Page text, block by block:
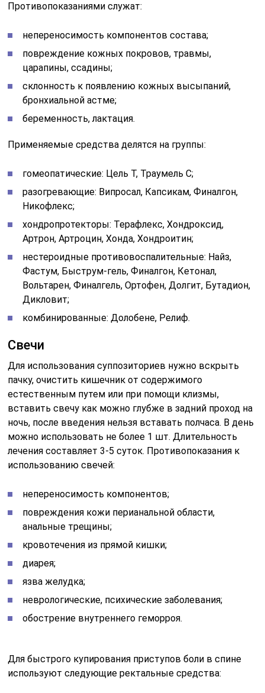
Противопоказаниями служат:
непереносимость компонентов состава;
повреждение кожных покровов, травмы,
царапины, ссадины;
склонность к появлению кожных высыпаний,
бронхиальной астме;
беременность, лактация.
Применяемые средства делятся на группы:
гомеопатические: Цель Т, Траумель С;
разогревающие: Випросал, Капсикам, Финалгон,
Никофлекс;
хондропротекторы: Терафлекс, Хондроксид,
Артрон, Артроцин, Хонда, Хондроитин;
нестероидные противовоспалительные: Найз,
Фастум, Быструм-гель, Финалгон, Кетонал,
Вольтарен, Финалгель, Ортофен, Долгит, Бутадион,
Дикловит;
комбинированные: Долобене, Релиф.
Свечи
Для использования суппозиториев нужно вскрыть
пачку, очистить кишечник от содержимого
естественным путем или при помощи клизмы,
вставить свечу как можно глубже в задний проход на
ночь, после введения нельзя вставать полчаса. В день
можно использовать не более 1 шт. Длительность
лечения составляет 3-5 суток. Противопоказания к
использованию свечей:
непереносимость компонентов;
повреждения кожи перианальной области,
анальные трещины;
кровотечения из прямой кишки;
диарея;
язва желудка;
неврологические, психические заболевания;
обострение внутреннего геморроя.
Для быстрого купирования приступов боли в спине
используют следующие ректальные средства: